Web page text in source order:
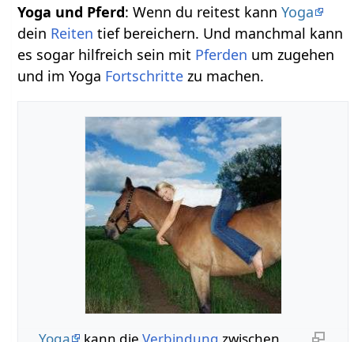
Yoga und Pferd: Wenn du reitest kannYoga
dein Reiten tief bereichern. Und manchmal kann
es sogar hilfreich sein mit Pferden um zugehen
und im Yoga Fortschritte zu machen.
Yoga kann die Verbindung zwischen